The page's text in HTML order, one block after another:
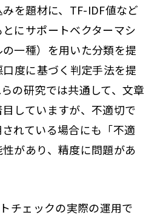
を題材に、TF-IDF値など
にサポートベクターマシ
一種）を用いた分類を提
口度に基づく判定手法を提
の研究では共通して、文章
していますが、不適切で
れている場合にも「不適
があり、精度に問題があ
チェックの実際の運用で